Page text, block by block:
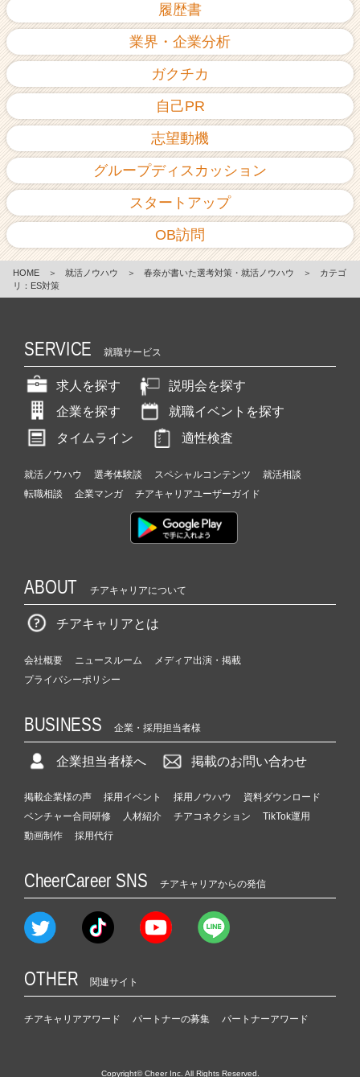
履歴書
業界・企業分析
ガクチカ
自己PR
志望動機
グループディスカッション
スタートアップ
OB訪問
HOME ＞ 就活ノウハウ ＞ 春奈が書いた選考対策・就活ノウハウ ＞
カテゴ
リ：ES対策
SERVICE 就職サービス
求人を探す
説明会を探す
企業を探す
就職イベントを探す
タイムライン
適性検査
就活ノウハウ 選考体験談 スペシャルコンテンツ
就活相談
転職相談
企業マンガ チアキャリアユーザーガイド
ABOUT チアキャリアについて
チアキャリアとは
会社概要 ニュースルーム
メディア出演・掲載
プライバシーポリシー
BUSINESS 企業・採用担当者様
企業担当者様へ 掲載のお問い合わせ
掲載企業様の声 採用イベント 採用ノウハウ
資料ダウンロード
ベンチャー合同研修
人材紹介 チアコネクション
TikTok運用
動画制作
採用代行
CheerCareer SNS チアキャリアからの発信
OTHER 関連サイト
チアキャリアアワード パートナーの募集 パートナーアワード
Copyright© Cheer Inc. All Rights Reserved.